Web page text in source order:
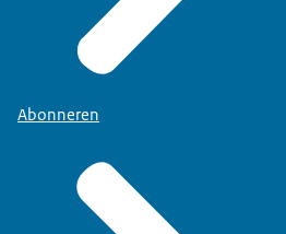
Abonneren